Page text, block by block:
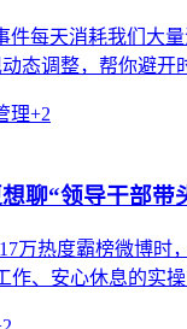
件每天消耗我们大
态调整，帮你避开
理+2
聊“领导干部带
万热度霸榜微博
、安心休息的实操